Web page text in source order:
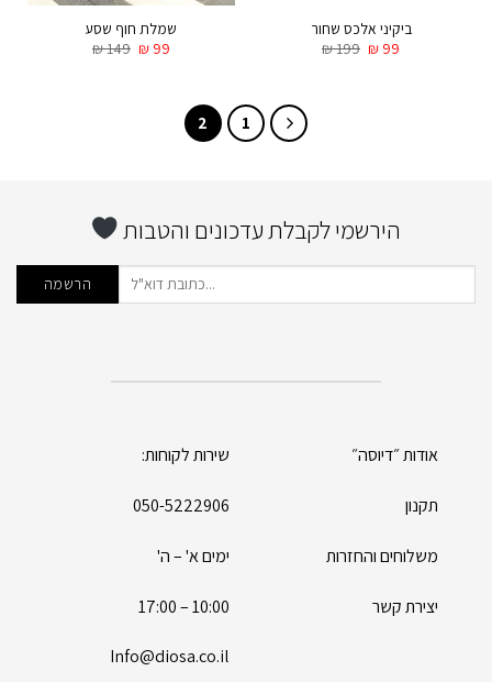
ביקיני אלכס שחור
₪199 ₪ 99
שמלת חוף שסע
₪149 ₪ 99
1
2
הירשמי לקבלת עדכונים והטבות
אודות ״דיוסה״
תקנון
משלוחים והחזרות
יצירת קשר
שירות לקוחות:
050-5222906
ימים א' – ה'
10:00 – 17:00
Info@diosa.co.il